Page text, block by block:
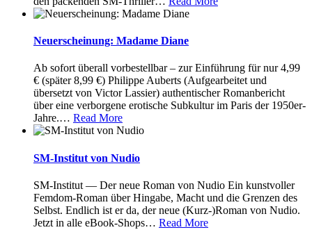
Neuerscheinung: Madame Diane
Ab sofort überall vorbestellbar – zur Einführung für nur 4,99
€ (später 8,99 €) Philippe Auberts (Aufgearbeitet und
übersetzt von Victor Lassier) authentischer Romanbericht
über eine verborgene erotische Subkultur im Paris der 1950er-
Jahre.… Read More
SM-Institut von Nudio
SM-Institut — Der neue Roman von Nudio Ein kunstvoller
Femdom-Roman über Hingabe, Macht und die Grenzen des
Selbst. Endlich ist er da, der neue (Kurz-)Roman von Nudio.
Jetzt in alle eBook-Shops… Read More